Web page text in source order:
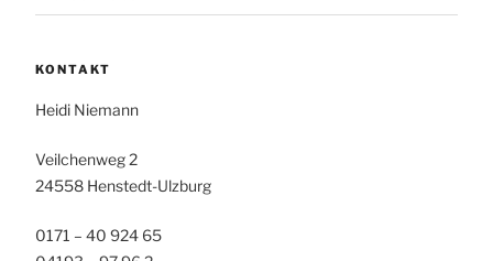
KONTAKT
Heidi Niemann
Veilchenweg 2
24558 Henstedt-Ulzburg
0171 – 40 924 65